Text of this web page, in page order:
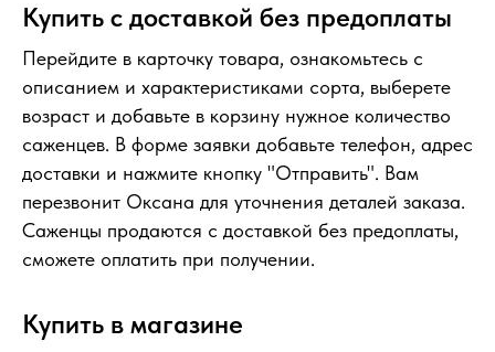
Купить с доставкой без предоплаты
Перейдите в карточку товара, ознакомьтесь с
описанием и характеристиками сорта, выберете
возраст и добавьте в корзину нужное количество
саженцев. В форме заявки добавьте телефон, адрес
доставки и нажмите кнопку "Отправить". Вам
перезвонит Оксана для уточнения деталей заказа.
Саженцы продаются с доставкой без предоплаты,
сможете оплатить при получении.
Купить в магазине